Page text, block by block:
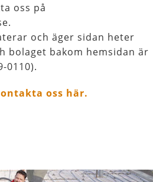
oss på
och äger sidan heter
bolaget bakom hemsidan är
0110).
oss här.